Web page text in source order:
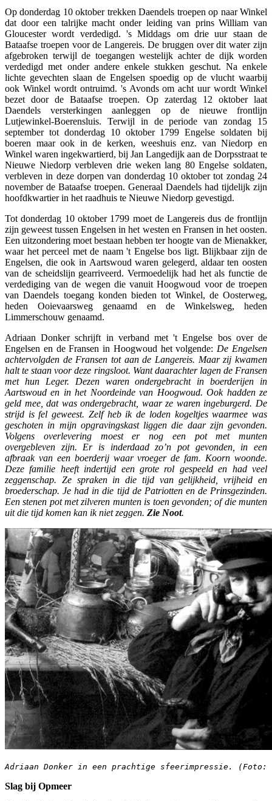
Op donderdag 10 oktober trekken Daendels troepen op naar Winkel
dat door een talrijke macht onder leiding van prins William van
Gloucester wordt verdedigd. 's Middags om drie uur staan de
Bataafse troepen voor de Langereis. De bruggen over dit water zijn
afgebroken terwijl de toegangen westelijk achter de dijk worden
verdedigd met onder andere enkele stukken geschut. Na enkele
lichte gevechten slaan de Engelsen spoedig op de vlucht waarbij
ook Winkel wordt ontruimd. 's Avonds om acht uur wordt Winkel
bezet door de Bataafse troepen. Op zaterdag 12 oktober laat
Daendels versterkingen aanleggen op de nieuwe frontlijn
Lutjewinkel-Boerensluis. Terwijl in de periode van zondag 15
september tot donderdag 10 oktober 1799 Engelse soldaten bij
boeren maar ook in de kerken, weeshuis enz. van Niedorp en
Winkel waren ingekwartierd, bij Jan Langedijk aan de Dorpsstraat te
Nieuwe Niedorp verbleven drie weken lang 80 Engelse soldaten,
verbleven in deze dorpen van donderdag 10 oktober tot zondag 24
november de Bataafse troepen. Generaal Daendels had tijdelijk zijn
hoofdkwartier in het raadhuis te Nieuwe Niedorp gevestigd.
Tot donderdag 10 oktober 1799 moet de Langereis dus de frontlijn
zijn geweest tussen Engelsen in het westen en Fransen in het oosten.
Een uitzondering moet bestaan hebben ter hoogte van de Mienakker,
waar het perceel met de naam 't Engelse bos ligt. Blijkbaar zijn de
Engelsen, die ook in Aartswoud waren gelegerd, aldaar ten oosten
van de scheidslijn gearriveerd. Vermoedelijk had het als functie de
verdediging van de wegen die vanuit Hoogwoud voor de troepen
van Daendels toegang konden bieden tot Winkel, de Oosterweg,
heden Ooievaarsweg genaamd en de Winkelsweg, heden
Limmerschouw genaamd.
Adriaan Donker schrijft in verband met 't Engelse bos over de
Engelsen en de Fransen in Hoogwoud het volgende: De Engelsen
achtervolgden de Fransen tot aan de Langereis. Maar zij kwamen
halt te staan voor deze ringsloot. Want daarachter lagen de Fransen
met hun Leger. Dezen waren ondergebracht in boerderijen in
Aartswoud en in het Noordeinde van Hoogwoud. Ook hadden ze
geld mee, dat was ondergebracht, waar ze waren ingeburgerd. De
strijd is fel geweest. Zelf heb ik de loden kogeltjes waarmee was
geschoten in mijn opgravingskast liggen die daar zijn gevonden.
Volgens overlevering moest er nog een pot met munten
overgebleven zijn. Er is inderdaad zo’n pot gevonden, in een
afbraak van een boerderij waar vroeger de fam. Koorn woonde.
Deze familie heeft indertijd een grote rol gespeeld en had veel
zeggenschap. Ze spraken in die tijd van gelijkheid, vrijheid en
broederschap. Je had in die tijd de Patriotten en de Prinsgezinden.
Een stenen pot met zilveren munten is toen gevonden; of die munten
uit die tijd komen kan ik niet zeggen. Zie Noot.
Adriaan Donker in een prachtige sfeerimpressie. (Foto:
Slag bij Opmeer